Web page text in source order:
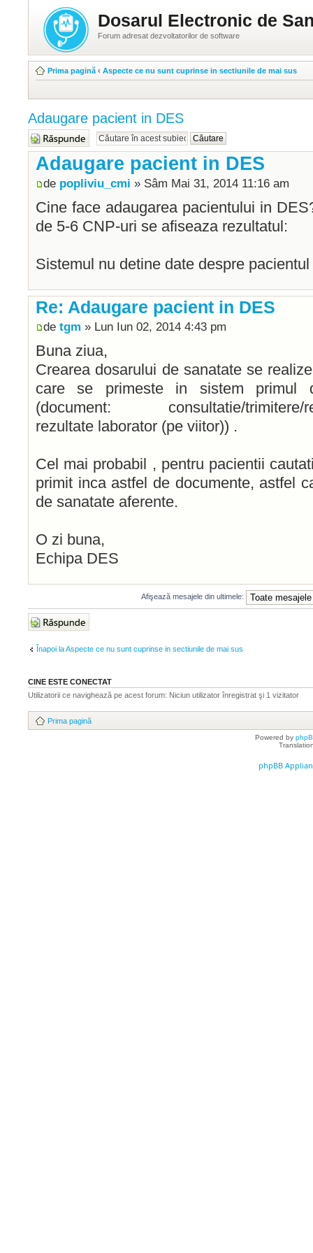
Dosarul Electronic de
Forum adresat dezvoltatorilor de software
Prima pagină ‹ Aspecte ce nu sunt cuprinse in sectiunile de mai sus
Adaugare pacient in DES
Răspunde
Adaugare pacient in DES
de popliviu_cmi » Sâm Mai 31, 2014 11:16 am
Cine face adaugarea pacientului in
de 5-6 CNP-uri se afiseaza rezultatul:
Sistemul nu detine date despre
Re: Adaugare pacient in DES
de tgm » Lun Iun 02, 2014 4:43 pm
Buna ziua,
Crearea dosarului de sanatate se
care se primeste in sistem primul
(document: consultatie/trimitere/
rezultate laborator (pe viitor)) .
Cel mai probabil , pentru pacientii
primit inca astfel de documente, astfel
de sanatate aferente.
O zi buna,
Echipa DES
Afişează mesajele din ultimele:
Răspunde
Înapoi la Aspecte ce nu sunt cuprinse in sectiunile de mai sus
CINE ESTE CONECTAT
Utilizatorii ce navighează pe acest forum: Niciun utilizator înregistrat şi 1 vizitator
Prima pagină
Powered by
phpBB